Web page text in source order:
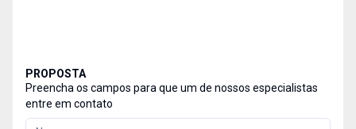
PROPOSTA
Preencha os campos para que um de nossos especialistas
entre em contato